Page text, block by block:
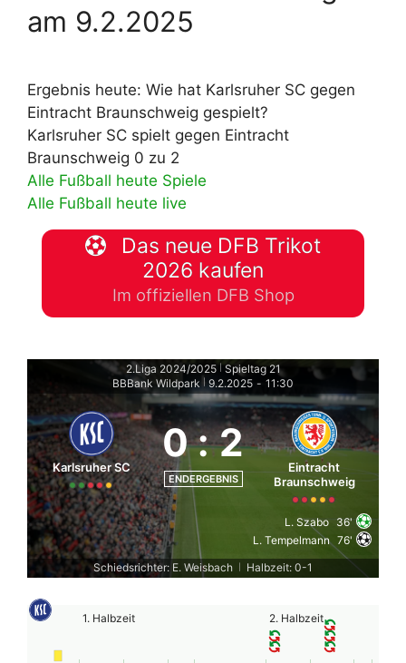
am 9.2.2025
Ergebnis heute: Wie hat Karlsruher SC gegen
Eintracht Braunschweig gespielt?
Karlsruher SC spielt gegen Eintracht
Braunschweig 0 zu 2
Alle Fußball heute Spiele
Alle Fußball heute live
Das neue DFB Trikot
2026 kaufen
Im offiziellen DFB Shop
2.Liga 2024/2025 Spieltag 21
BBBank Wildpark
9.2.2025 - 11:30
Karlsruher SC
0: 2
ENDERGEBNIS
Eintracht
Braunschweig
L. Szabo 36'
L. Tempelmann 76'
Schiedsrichter: E. Weisbach
Halbzeit: 0-1
1. Halbzeit 2. Halbzeit